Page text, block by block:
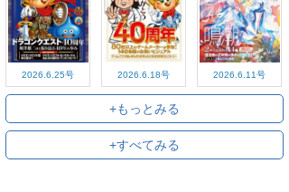
2026.6.25号 2026.6.18号 2026.6.11号
+もっとみる
+すべてみる